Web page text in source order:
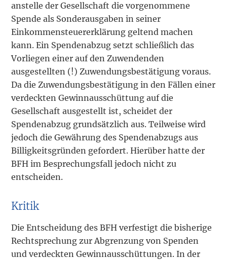
anstelle der Gesellschaft die vorgenommene
Spende als Sonderausgaben in seiner
Einkommensteuererklärung geltend machen
kann. Ein Spendenabzug setzt schließlich das
Vorliegen einer auf den Zuwendenden
ausgestellten (!) Zuwendungsbestätigung voraus.
Da die Zuwendungsbestätigung in den Fällen einer
verdeckten Gewinnausschüttung auf die
Gesellschaft ausgestellt ist, scheidet der
Spendenabzug grundsätzlich aus. Teilweise wird
jedoch die Gewährung des Spendenabzugs aus
Billigkeitsgründen gefordert. Hierüber hatte der
BFH im Besprechungsfall jedoch nicht zu
entscheiden.
Kritik
Die Entscheidung des BFH verfestigt die bisherige
Rechtsprechung zur Abgrenzung von Spenden
und verdeckten Gewinnausschüttungen. In der